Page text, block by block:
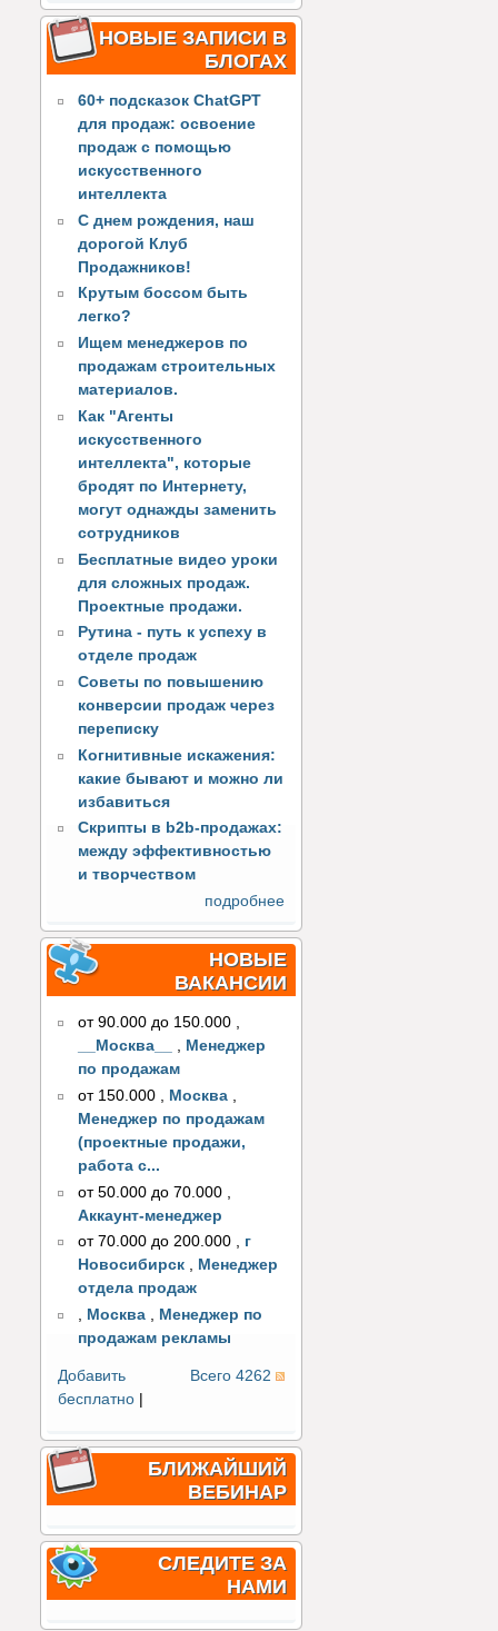
НОВЫЕ ЗАПИСИ В
БЛОГАХ
60+ подсказок ChatGPT
для продаж: освоение
продаж с помощью
искусственного
интеллекта
С днем рождения, наш
дорогой Клуб
Продажников!
Крутым боссом быть
легко?
Ищем менеджеров по
продажам строительных
материалов.
Как "Агенты
искусственного
интеллекта", которые
бродят по Интернету,
могут однажды заменить
сотрудников
Бесплатные видео уроки
для сложных продаж.
Проектные продажи.
Рутина - путь к успеху в
отделе продаж
Советы по повышению
конверсии продаж через
переписку
Когнитивные искажения:
какие бывают и можно ли
избавиться
Скрипты в b2b-продажах:
между эффективностью
и творчеством
подробнее
НОВЫЕ
ВАКАНСИИ
от 90.000 до 150.000 ,
__Москва__
, Менеджер
по продажам
от 150.000
Москва
Менеджер по продажам
(проектные продажи,
работа с...
от 50.000 до 70.000
Аккаунт-менеджер
от 70.000 до 200.000 , г
Новосибирск , Менеджер
отдела продаж
, Москва , Менеджер по
продажам рекламы
Всего 4262
Добавить
бесплатно
БЛИЖАЙШИЙ
ВЕБИНАР
СЛЕДИТЕ ЗА
НАМИ